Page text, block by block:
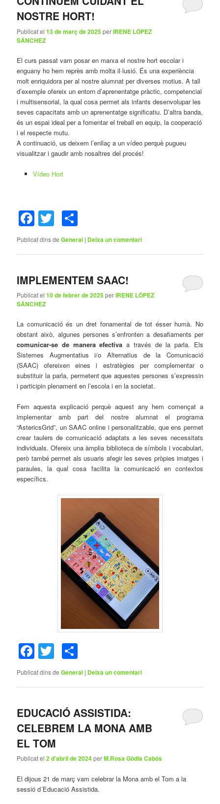
NOSTRE HORT!
Publicat el13 de març de 2025perIRENE LÓPEZ
SÁNCHEZ
El curs passat vam posar en marxa el nostre hort escolar i
enguany ho hem reprès amb molta il·lusió. És una experiència
molt enriquidora per al nostre alumnat per diverses motius. A tall
d’exemple ofereix un entorn d’aprenentatge pràctic, competencial
i multisensorial, la qual cosa permet als infants desenvolupar les
seves capacitats amb un aprenentatge significatiu. D’altra banda,
és un espai ideal per a fomentar el treball en equip, la cooperació
i el respecte mutu.
A continuació, us deixem l’enllaç a un vídeo perquè pugueu
visualitzar i gaudir amb nosaltres del procés!
Vídeo Hort
Facebook
Twitter
Publicat dins de General | Deixa un comentari
IMPLEMENTEM SAAC!
Publicat el10 de febrer de 2025perIRENE LÓPEZ
SÁNCHEZ
La comunicació és un dret fonamental de tot ésser humà. No
obstant això, algunes persones s’enfronten a desafiaments per
comunicar-se de manera efectiva a través de la parla. Els
Sistemes Augmentatius i/o Alternatius de la Comunicació
(SAAC) ofereixen eines i estratègies per complementar o
substituir la parla, permetent que aquestes persones s’expressin
i participin plenament en l’escola i en la societat.
Fem aquesta explicació perquè aquest any hem començat a
implementar amb part del nostre alumnat el programa
“AstericsGrid”, un SAAC online i personalitzable, que ens permet
crear taulers de comunicació adaptats a les seves necessitats
individuals. Ofereix una àmplia biblioteca de símbols i vocabulari,
però també permet als usuaris afegir les seves pròpies imatges i
paraules, la qual cosa facilita la comunicació en contextos
específics.
Facebook
Twitter
Publicat dins de General | Deixa un comentari
EDUCACIÓ ASSISTIDA:
CELEBREM LA MONA AMB
EL TOM
Publicat el2 d'abril de 2024perM.Rosa Gòdia Cabós
El dijous 21 de març vam celebrar la Mona amb el Tom a la
sessió d´Educació Assistida.